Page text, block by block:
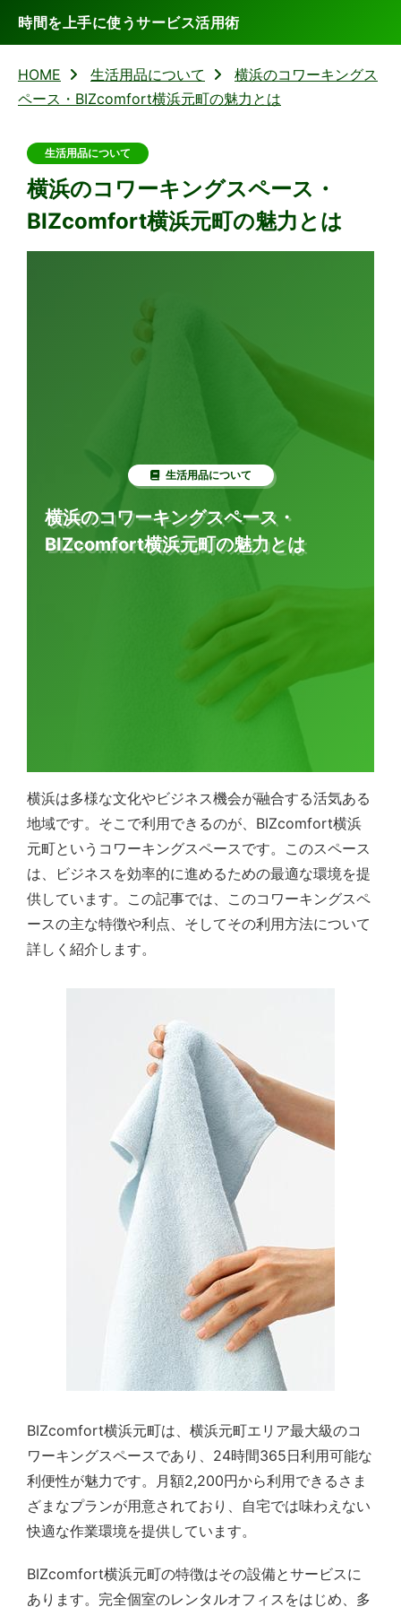
時間を上手に使うサービス活用術
HOME 生活用品について
横浜のコワーキングス
ペース・BIZcomfort横浜元町の魅力とは
生活用品について
横浜のコワーキングスペース・
BIZcomfort横浜元町の魅力とは
生活用品について
横浜のコワーキングスペース・
BIZcomfort横浜元町の魅力とは
横浜は多様な文化やビジネス機会が融合する活気ある
地域です。そこで利用できるのが、BIZcomfort横浜
元町というコワーキングスペースです。このスペース
は、ビジネスを効率的に進めるための最適な環境を提
供しています。この記事では、このコワーキングスペ
ースの主な特徴や利点、そしてその利用方法について
詳しく紹介します。
BIZcomfort横浜元町は、横浜元町エリア最大級のコ
ワーキングスペースであり、24時間365日利用可能な
利便性が魅力です。月額2,200円から利用できるさま
ざまなプランが用意されており、自宅では味わえない
快適な作業環境を提供しています。
BIZcomfort横浜元町の特徴はその設備とサービスに
あります。完全個室のレンタルオフィスをはじめ、多